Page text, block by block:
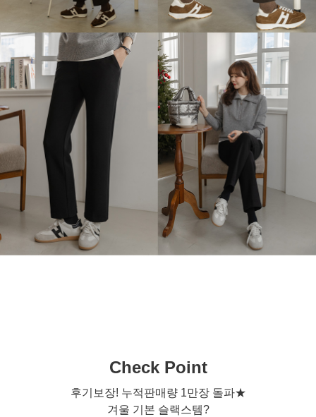
Check Point
후기보장! 누적판매량 1만장 돌파★
겨울 기본 슬랙스템?